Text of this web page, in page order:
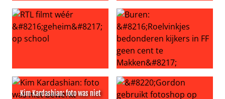
Deelnemers onthullen schokkende ervaringen The Voice
Pernille wijzigt relatiestatus
RTL filmt wéér ‘geheim’ op schoolBuren: ‘Roelvinkjes
Kim Kardashian: foto was niet